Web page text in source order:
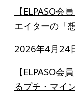
アクセス
給付型奨学
事業方針
募集要項
【ELPASO会
エイターの「
2026年4月24
【ELPASO会
るプチ・マイ